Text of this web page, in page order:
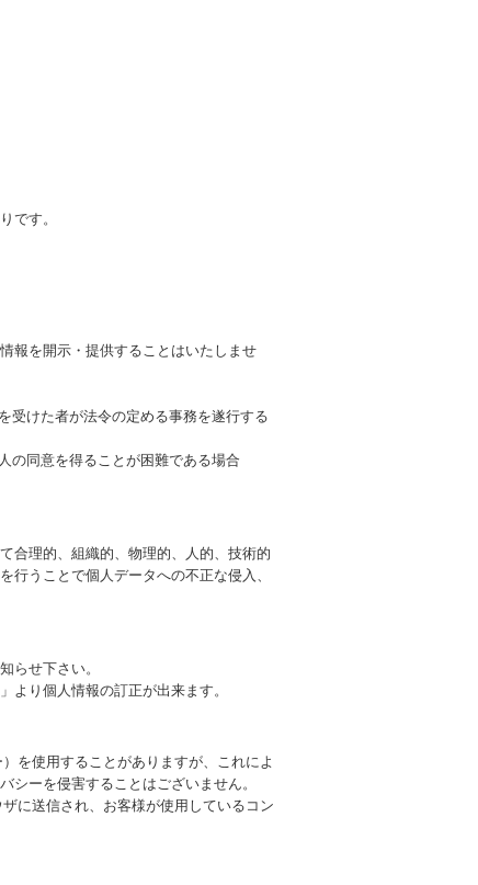
です。
報を開示・提供することはいたしませ
受けた者が法令の定める事務を遂行する
の同意を得ることが困難である場合
合理的、組織的、物理的、人的、技術的
行うことで個人データへの不正な侵入、
らせ下さい。
より個人情報の訂正が出来ます。
を使用することがありますが、これによ
シーを侵害することはございません。
に送信され、お客様が使用しているコン